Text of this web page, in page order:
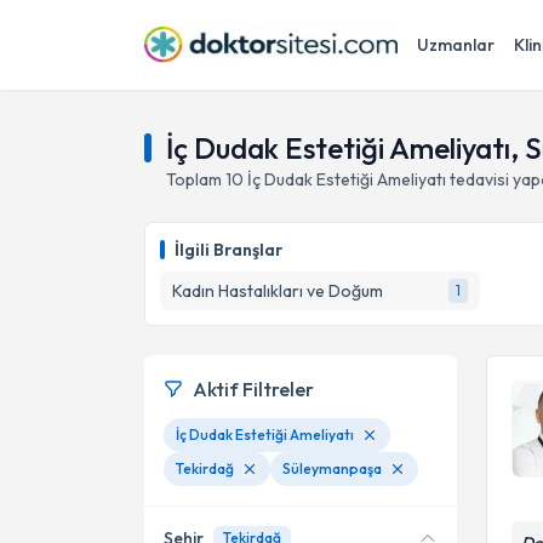
Uzmanlar
İç Dudak Estetiği Ameliyatı,
Toplam 10 İç Dudak Estetiği Ameliyatı tedavisi
İlgili Branşlar
Kadın Hastalıkları ve Doğum
1
Aktif Filtreler
İç Dudak Estetiği Ameliyatı
Tekirdağ
Süleymanpaşa
Şehir Tekirdağ